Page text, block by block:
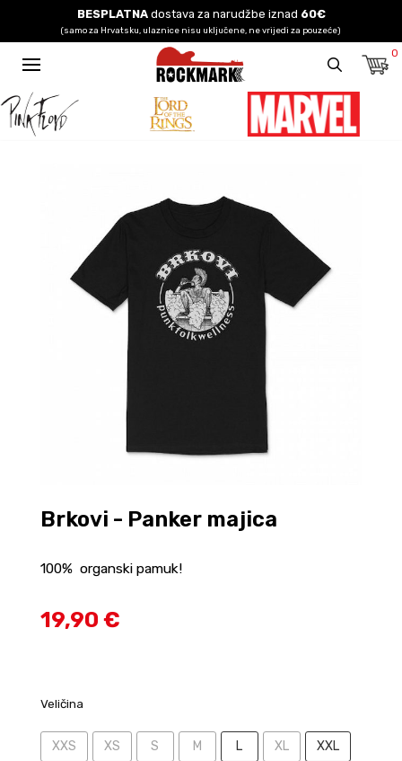
BESPLATNAdostava za narudžbe iznad 60€
(samo za Hrvatsku, ulaznice nisu uključene, ne vrijedi za pouzeće)
0
Brkovi - Panker majica
100% organski pamuk!
19,90 €
Veličina
XXS XS S M L XL XXL